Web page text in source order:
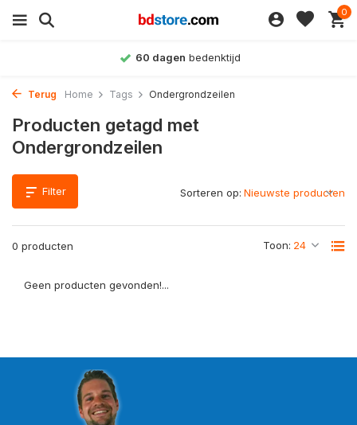
0
60 dagen bedenktijd
Terug Home Tags Ondergrondzeilen
Producten getagd met
Ondergrondzeilen
Filter
0 producten Toon:
Sorteren op:
Geen producten gevonden!...